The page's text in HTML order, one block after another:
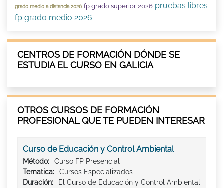
grado medio a distancia 2026 fp grado superior 2026 pruebas libres
fp grado medio 2026
CENTROS DE FORMACIÓN DÓNDE SE
ESTUDIA EL CURSO EN GALICIA
OTROS CURSOS DE FORMACIÓN
PROFESIONAL QUE TE PUEDEN INTERESAR
Curso de Educación y Control Ambiental
Método:
Curso FP Presencial
Tematica:
Cursos Especializados
Duración:
El Curso de Educación y Control Ambiental